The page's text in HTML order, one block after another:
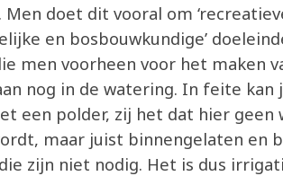
Men doet dit vooral om
en bosbouwkundige’
die men voorheen voor het maken
nog in de watering. In feite kan
een polder, zij het dat hier geen
maar juist binnengelaten en
zijn niet nodig. Het is dus